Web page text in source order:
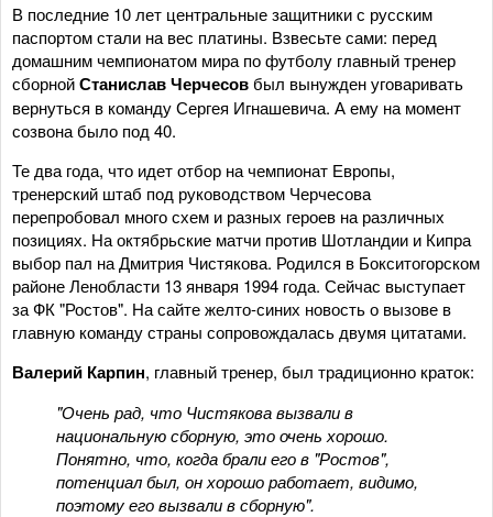
В последние 10 лет центральные защитники с русским
паспортом стали на вес платины. Взвесьте сами: перед
домашним чемпионатом мира по футболу главный тренер
сборнойСтанислав Черчесовбыл вынужден уговаривать
вернуться в команду Сергея Игнашевича. А ему на момент
созвона было под 40.
Те два года, что идет отбор на чемпионат Европы,
тренерский штаб под руководством Черчесова
перепробовал много схем и разных героев на различных
позициях. На октябрьские матчи против Шотландии и Кипра
выбор пал на Дмитрия Чистякова. Родился в Бокситогорском
районе Ленобласти 13 января 1994 года. Сейчас выступает
за ФК "Ростов". На сайте желто-синих новость о вызове в
главную команду страны сопровождалась двумя цитатами.
Валерий Карпин, главный тренер, был традиционно краток:
"Очень рад, что Чистякова вызвали в
национальную сборную, это очень хорошо.
Понятно, что, когда брали его в "Ростов",
потенциал был, он хорошо работает, видимо,
поэтому его вызвали в сборную".